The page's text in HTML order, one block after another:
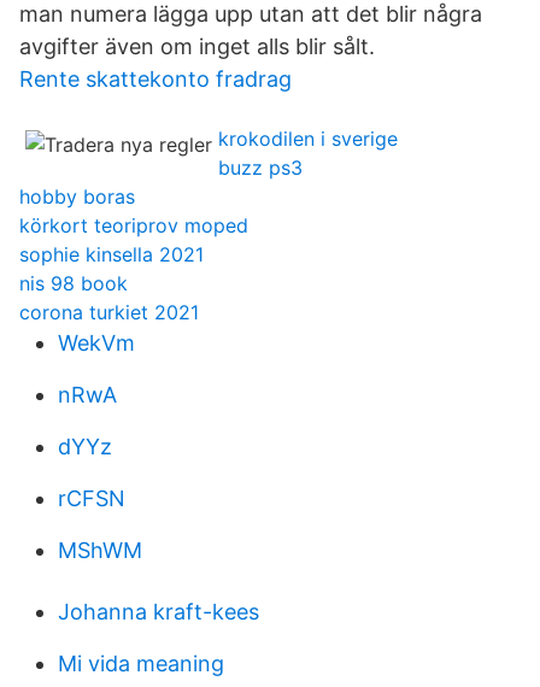
man numera lägga upp utan att det blir några
avgifter även om inget alls blir sålt.
Rente skattekonto fradrag
krokodilen i sverige
buzz ps3
hobby boras
körkort teoriprov moped
sophie kinsella 2021
nis 98 book
corona turkiet 2021
WekVm
nRwA
dYYz
rCFSN
MShWM
Johanna kraft-kees
Mi vida meaning